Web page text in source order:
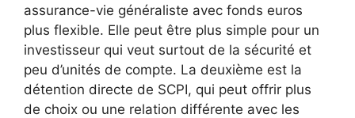
assurance-vie généraliste avec fonds euros
plus flexible. Elle peut être plus simple pour un
investisseur qui veut surtout de la sécurité et
peu d’unités de compte. La deuxième est la
détention directe de SCPI, qui peut offrir plus
de choix ou une relation différente avec les